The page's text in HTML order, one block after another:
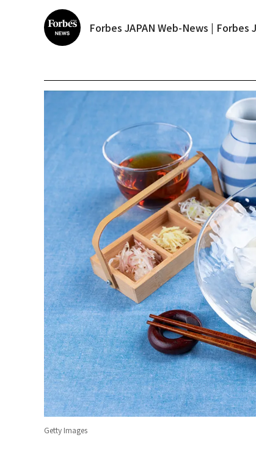
Forbes JAPAN Web-News | Forbes
Getty Images